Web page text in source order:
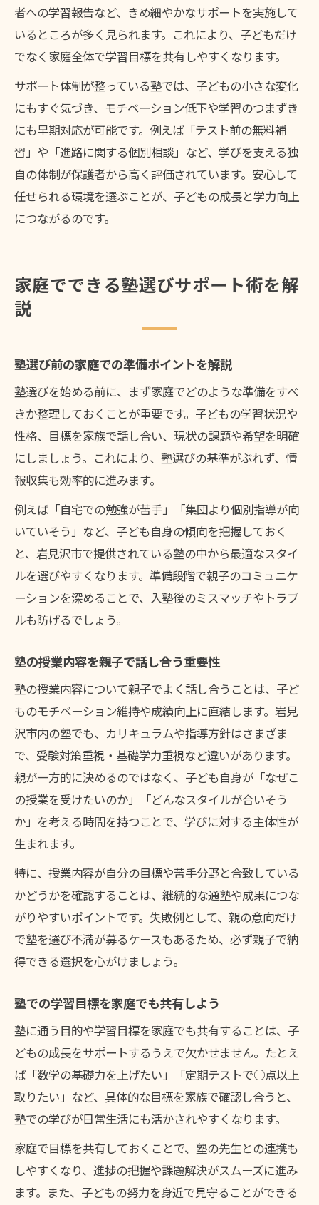
者への学習報告など、きめ細やかなサポートを実施して
いるところが多く見られます。これにより、子どもだけ
でなく家庭全体で学習目標を共有しやすくなります。
サポート体制が整っている塾では、子どもの小さな変化
にもすぐ気づき、モチベーション低下や学習のつまずき
にも早期対応が可能です。例えば「テスト前の無料補
習」や「進路に関する個別相談」など、学びを支える独
自の体制が保護者から高く評価されています。安心して
任せられる環境を選ぶことが、子どもの成長と学力向上
につながるのです。
家庭でできる塾選びサポート術を解
説
塾選び前の家庭での準備ポイントを解説
塾選びを始める前に、まず家庭でどのような準備をすべ
きか整理しておくことが重要です。子どもの学習状況や
性格、目標を家族で話し合い、現状の課題や希望を明確
にしましょう。これにより、塾選びの基準がぶれず、情
報収集も効率的に進みます。
例えば「自宅での勉強が苦手」「集団より個別指導が向
いていそう」など、子ども自身の傾向を把握しておく
と、岩見沢市で提供されている塾の中から最適なスタイ
ルを選びやすくなります。準備段階で親子のコミュニケ
ーションを深めることで、入塾後のミスマッチやトラブ
ルも防げるでしょう。
塾の授業内容を親子で話し合う重要性
塾の授業内容について親子でよく話し合うことは、子ど
ものモチベーション維持や成績向上に直結します。岩見
沢市内の塾でも、カリキュラムや指導方針はさまざま
で、受験対策重視・基礎学力重視など違いがあります。
親が一方的に決めるのではなく、子ども自身が「なぜこ
の授業を受けたいのか」「どんなスタイルが合いそう
か」を考える時間を持つことで、学びに対する主体性が
生まれます。
特に、授業内容が自分の目標や苦手分野と合致している
かどうかを確認することは、継続的な通塾や成果につな
がりやすいポイントです。失敗例として、親の意向だけ
で塾を選び不満が募るケースもあるため、必ず親子で納
得できる選択を心がけましょう。
塾での学習目標を家庭でも共有しよう
塾に通う目的や学習目標を家庭でも共有することは、子
どもの成長をサポートするうえで欠かせません。たとえ
ば「数学の基礎力を上げたい」「定期テストで○点以上
取りたい」など、具体的な目標を家族で確認し合うと、
塾での学びが日常生活にも活かされやすくなります。
家庭で目標を共有しておくことで、塾の先生との連携も
しやすくなり、進捗の把握や課題解決がスムーズに進み
ます。また、子どもの努力を身近で見守ることができる